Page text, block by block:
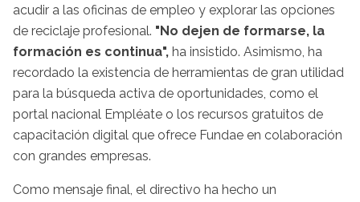
acudir a las oficinas de empleo y explorar las opciones
de reciclaje profesional. "No dejen de formarse, la
formación es continua", ha insistido. Asimismo, ha
recordado la existencia de herramientas de gran utilidad
para la búsqueda activa de oportunidades, como el
portal nacional Empléate o los recursos gratuitos de
capacitación digital que ofrece Fundae en colaboración
con grandes empresas.
Como mensaje final, el directivo ha hecho un